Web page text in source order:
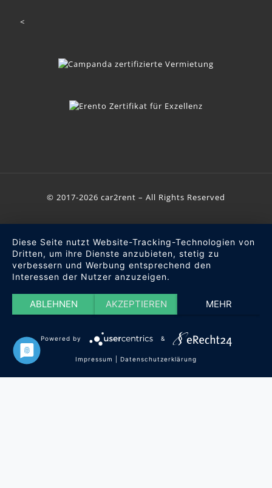
<
© 2017-2026 car2rent – All Rights Reserved
Diese Seite nutzt Website-Tracking-Technologien von
Dritten, um ihre Dienste anzubieten, stetig zu
verbessern und Werbung entsprechend den
Interessen der Nutzer anzuzeigen.
ABLEHNEN AKZEPTIEREN MEHR
Powered by &
Impressum Datenschutzerklärung